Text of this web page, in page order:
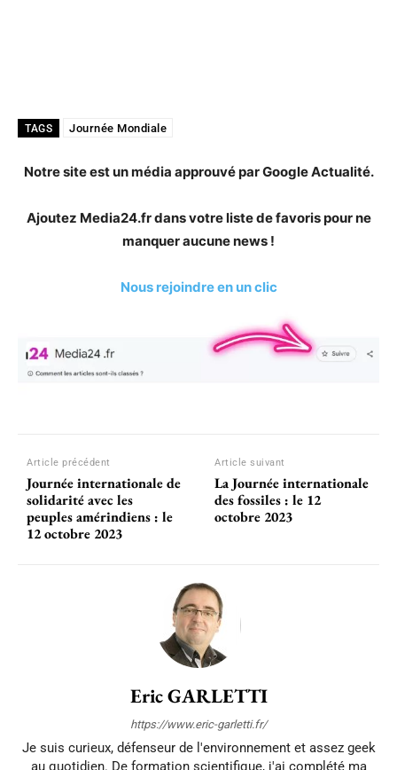
TAGS Journée Mondiale
Notre site est un média approuvé par Google Actualité.
Ajoutez Media24.fr dans votre liste de favoris pour ne
manquer aucune news !
Nous rejoindre en un clic
Article précédent
Journée internationale de
solidarité avec les
peuples amérindiens : le
12 octobre 2023
Article suivant
La Journée internationale
des fossiles : le 12
octobre 2023
Eric GARLETTI
https://www.eric-garletti.fr/
Je suis curieux, défenseur de l'environnement et assez geek
au quotidien. De formation scientifique, j'ai complété ma